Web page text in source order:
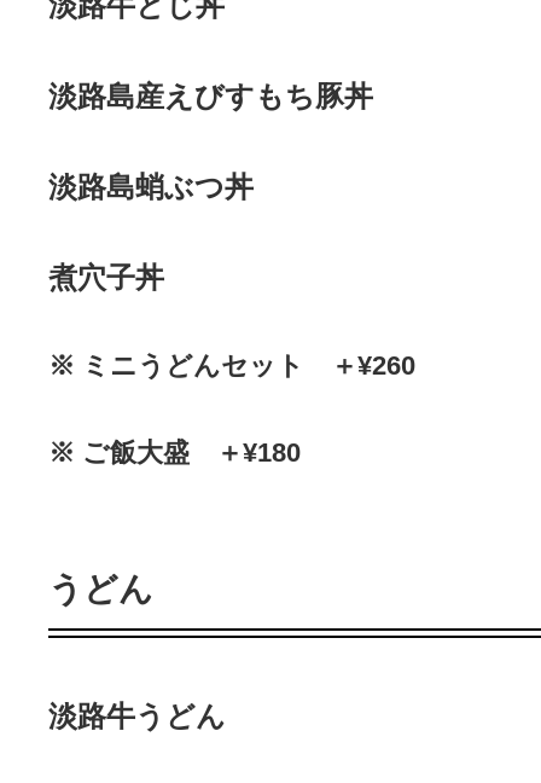
淡路島産えびすもち豚丼
淡路島蛸ぶつ丼
煮穴子丼
※ ミニうどんセット ＋¥260
※ ご飯大盛 ＋¥180
うどん
淡路牛うどん